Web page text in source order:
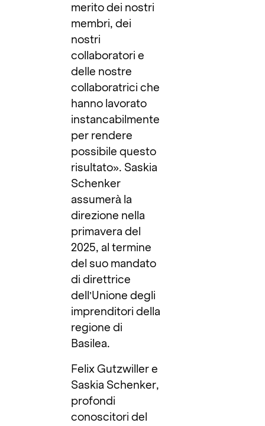
merito dei nostri
membri, dei
nostri
collaboratori e
delle nostre
collaboratrici che
hanno lavorato
instancabilmente
per rendere
possibile questo
risultato». Saskia
Schenker
assumerà la
direzione nella
primavera del
2025, al termine
del suo mandato
di direttrice
dell’Unione degli
imprenditori della
regione di
Basilea.
Felix Gutzwiller e
Saskia Schenker,
profondi
conoscitori del